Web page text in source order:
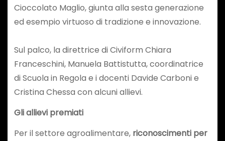
Cioccolato Maglio, giunta alla sesta generazione
ed esempio virtuoso di tradizione e innovazione.
Sul palco, la direttrice di Civiform Chiara
Franceschini, Manuela Battistutta, coordinatrice
di Scuola in Regola e i docenti Davide Carboni e
Cristina Chessa con alcuni allievi.
Gli allievi premiati
Per il settore agroalimentare, riconoscimenti per